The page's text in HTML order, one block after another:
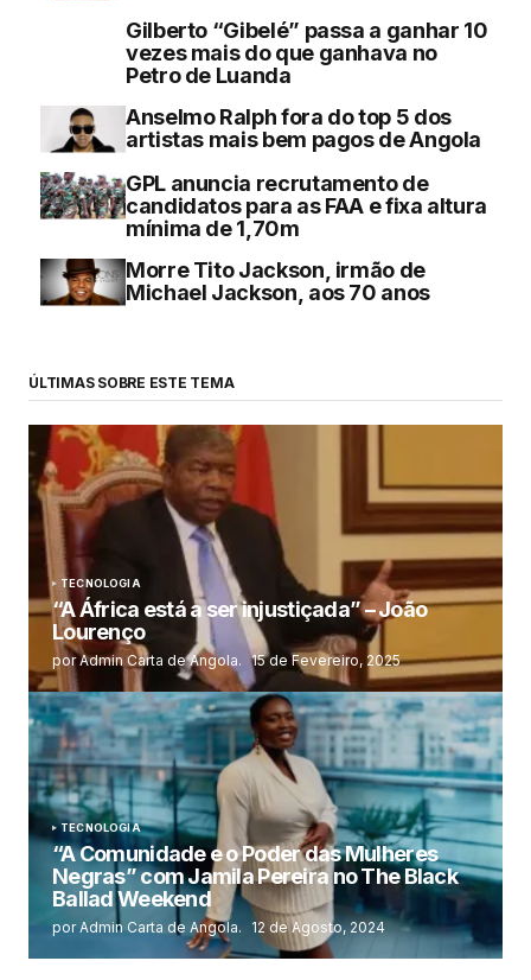
Gilberto “Gibelé” passa a ganhar 10
vezes mais do que ganhava no
Petro de Luanda
Anselmo Ralph fora do top 5 dos
artistas mais bem pagos de Angola
GPL anuncia recrutamento de
candidatos para as FAA e fixa altura
mínima de 1,70m
Morre Tito Jackson, irmão de
Michael Jackson, aos 70 anos
ÚLTIMAS SOBRE ESTE TEMA
TECNOLOGIA
“A África está a ser injustiçada” – João
Lourenço
por Admin Carta de Angola. 15 de Fevereiro, 2025
TECNOLOGIA
“A Comunidade e o Poder das Mulheres
Negras” com Jamila Pereira no The Black
Ballad Weekend
por Admin Carta de Angola. 12 de Agosto, 2024